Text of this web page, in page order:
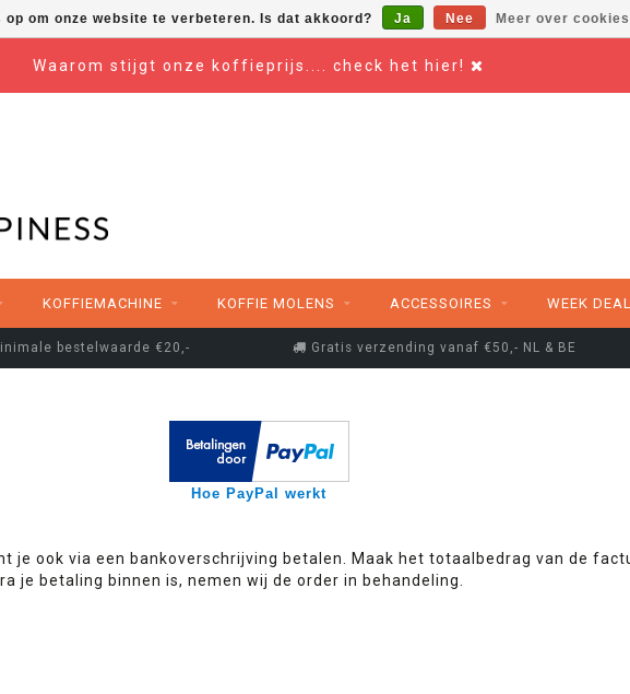
Waarom stijgt onze koffieprijs.... check het hier!
KOFFIEMACHINE KOFFIE MOLENS ACCESSOIRES WEEK
bestelwaarde €20,- Gratis verzending vanaf €50,- NL & BE
Hoe PayPal werkt
je ook via een bankoverschrijving betalen. Maak het totaalbedrag van de
je betaling binnen is, nemen wij de order in behandeling.
op om onze website te verbeteren. Is dat akkoord? Ja Nee Meer over cookies